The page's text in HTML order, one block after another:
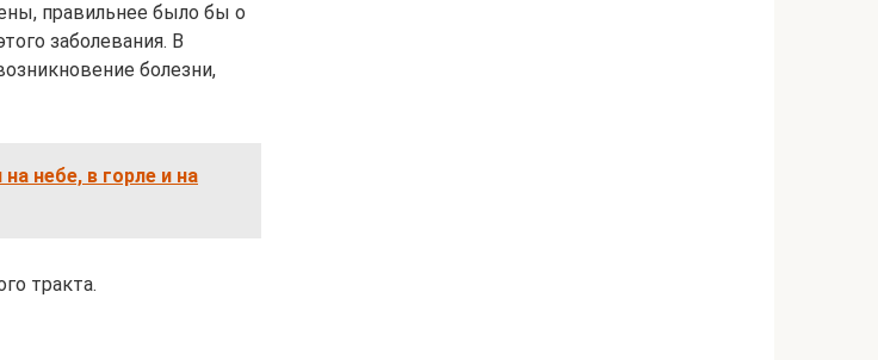
правильнее было бы о
заболевания. В
болезни,
небе, в горле и на
тракта.